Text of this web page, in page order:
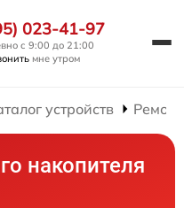
023-41-97
с 9:00 до 21:00
мне утром
устройств
накопителя